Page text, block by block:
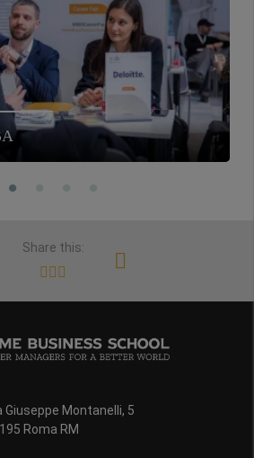
Share this:
Giuseppe Montanelli, 5
Roma RM